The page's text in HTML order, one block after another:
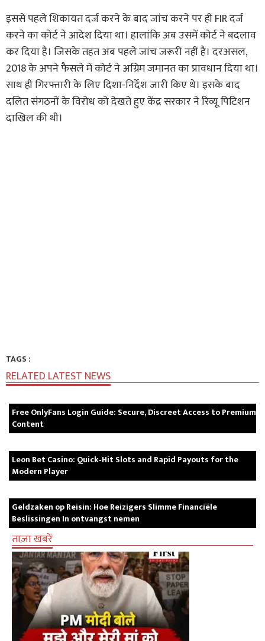
इससे पहले शिकायत दर्ज करने के बाद जांच करने पर ही FIR दर्ज
करने का कोर्ट ने आदेश दिया था। हालांकि अब उसमें कोर्ट ने बदलाव
कर दिया है। जिसके तहत अब पहले जांच जरूरी नहीं है। दरअसल,
2018 के अपने फैसले में कोर्ट ने अग्रिम जमानत का प्रावधान दिया था।
साथ ही गिरफ्तारी के लिए दिशा-निर्देश जारी किए थे। इसके बाद
दलित संगठनों के विरोध को देखते हुए केंद्र सरकार ने रिव्यू पिटिशन
दाखिल की थी।
TAGS :
RELATED LATEST NEWS
Free OnlyFans Login Guide: Secure, Discreet Access to Premium
Content
Leon Bet Casino: Quick‑Hit Slots and Rapid Payouts for the
Modern Player
Geldzaken op Reisin: Hoe Reizigers Slimme Financiële
Beslissingen In ontvangst nemen
ताज़ा खबरें